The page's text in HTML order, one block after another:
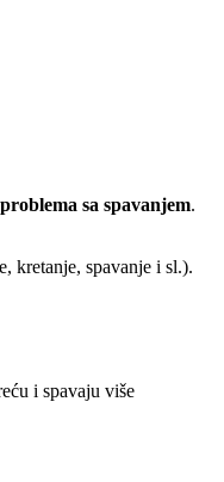
problema sa spavanjem.
kretanje, spavanje i sl.).
i spavaju više